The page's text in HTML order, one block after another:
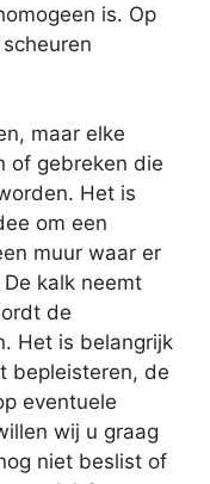
is. Op
maar elke
of gebreken die
Het is
om een
muur waar er
kalk neemt
de
Het is belangrijk
bepleisteren, de
eventuele
wij u graag
niet beslist of